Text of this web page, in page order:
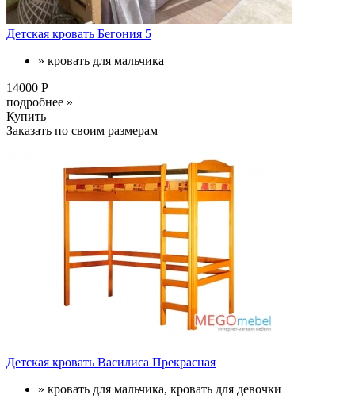
Детская кровать Бегония 5
» кровать для мальчика
14000 Р
подробнее »
Купить
Заказать по своим размерам
Детская кровать Василиса Прекрасная
» кровать для мальчика, кровать для девочки